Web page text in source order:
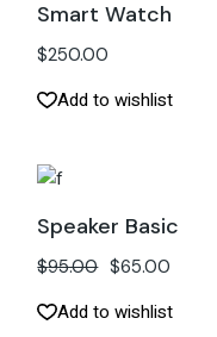
Smart Watch
$250.00
Add to wishlist
Speaker Basic
$95.00 $65.00
Add to wishlist